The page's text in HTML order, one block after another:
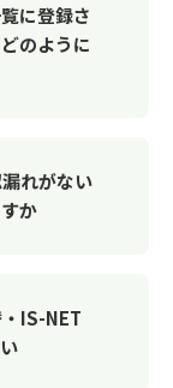
に登録さ
のように
れがない
か
IS-NET